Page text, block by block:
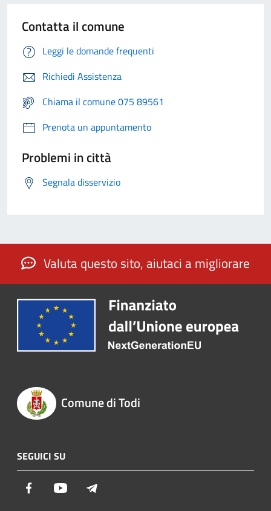
Contatta il comune
Leggi le domande frequenti
Richiedi Assistenza
Chiama il comune 075 89561
Prenota un appuntamento
Problemi in città
Segnala disservizio
Valuta questo sito, aiutaci a migliorare
Comune di Todi
SEGUICI SU
Facebook Youtube